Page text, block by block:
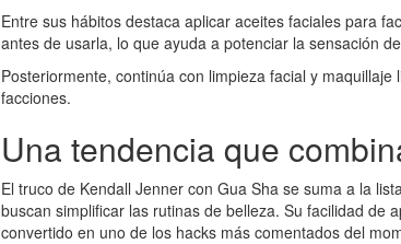
Entre sus hábitos destaca aplicar aceites faciales para
antes de usarla, lo que ayuda a potenciar la sensación
Posteriormente, continúa con limpieza facial y
facciones.
Una tendencia que
El truco de Kendall Jenner con Gua Sha se suma a la
buscan simplificar las rutinas de belleza. Su facilidad de
convertido en uno de los hacks más comentados del